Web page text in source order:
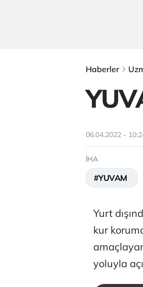
Haberler
06.04.2022 -
İHA
#YUVAM
Yurt
kur
yoluyla